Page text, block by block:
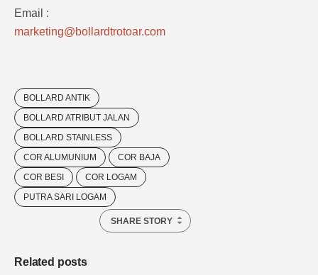
Email :
marketing@bollardtrotoar.com
BOLLARD ANTIK
BOLLARD ATRIBUT JALAN
BOLLARD STAINLESS
COR ALUMUNIUM
COR BAJA
COR BESI
COR LOGAM
PUTRA SARI LOGAM
SHARE STORY
Related posts